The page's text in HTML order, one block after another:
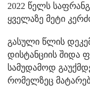
2022 წელს
ყველაზე მეტი
გასული წლის
დისტანციის შიდა
სამუდამოდ
რომელზეც